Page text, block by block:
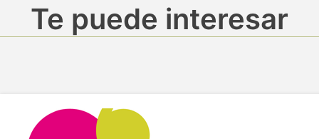
Te puede interesar